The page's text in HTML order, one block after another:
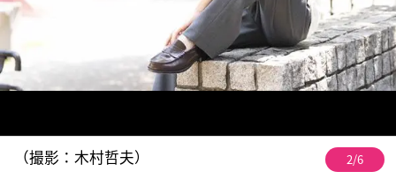
（撮影：木村哲夫） 2/6